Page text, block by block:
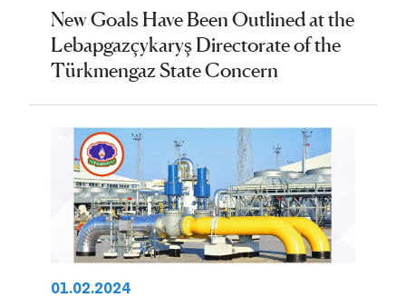
New Goals Have Been Outlined at the
Lebapgazçykaryş Directorate of the
Türkmengaz State Concern
01.02.2024